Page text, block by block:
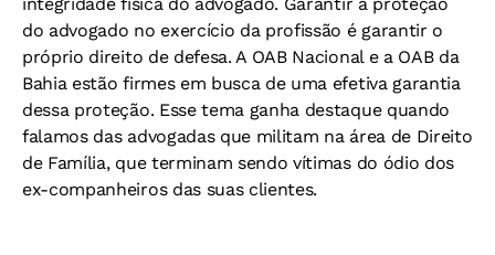
do advogado no exercício da profissão é garantir o
próprio direito de defesa. A OAB Nacional e a OAB da
Bahia estão firmes em busca de uma efetiva garantia
dessa proteção. Esse tema ganha destaque quando
falamos das advogadas que militam na área de Direito
de Família, que terminam sendo vítimas do ódio dos
ex-companheiros das suas clientes.